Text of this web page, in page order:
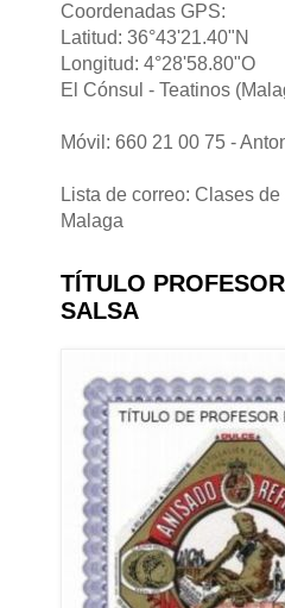
Coordenadas GPS:
Latitud: 36°43'21.40"N
Longitud: 4°28'58.80"O
El Cónsul - Teatinos
Móvil: 660 21 00 75 -
Lista de correo: Clases
Malaga
TÍTULO
SALSA